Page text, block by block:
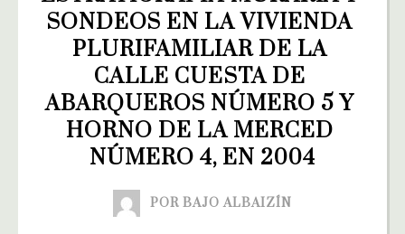
SONDEOS EN LA VIVIENDA
PLURIFAMILIAR DE LA
CALLE CUESTA DE
ABARQUEROS NÚMERO 5 Y
HORNO DE LA MERCED
NÚMERO 4, EN 2004
POR BAJO ALBAIZÍN